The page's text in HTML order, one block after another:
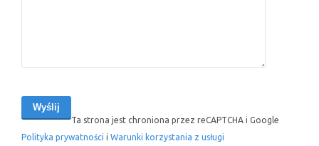
Ta strona jest chroniona przez reCAPTCHA i Google
Polityka prywatności i Warunki korzystania z usługi